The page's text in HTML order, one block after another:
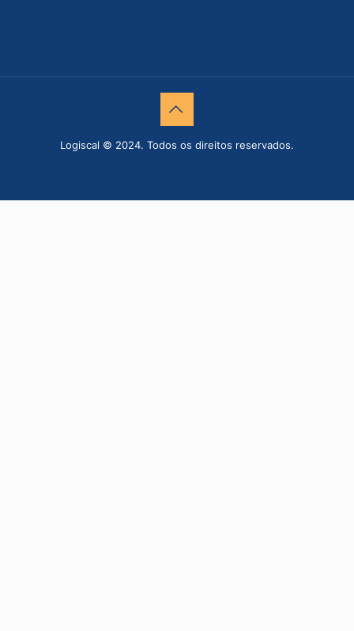
Logiscal © 2024. Todos os direitos reservados.